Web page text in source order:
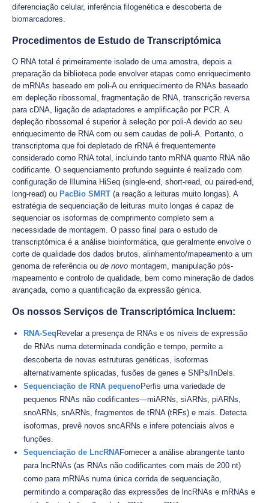
diferenciação celular, inferência filogenética e descoberta de
biomarcadores.
Procedimentos de Estudo de Transcriptómica
O RNA total é primeiramente isolado de uma amostra, depois a
preparação da biblioteca pode envolver etapas como enriquecimento
de mRNAs baseado em poli-A ou enriquecimento de RNAs baseado
em depleção ribossomal, fragmentação de RNA, transcrição reversa
para cDNA, ligação de adaptadores e amplificação por PCR. A
depleção ribossomal é superior à seleção por poli-A devido ao seu
enriquecimento de RNA com ou sem caudas de poli-A. Portanto, o
transcriptoma que foi depletado de rRNA é frequentemente
considerado como RNA total, incluindo tanto mRNA quanto RNA não
codificante. O sequenciamento profundo seguinte é realizado com
configuração de Illumina HiSeq (single-end, short-read, ou paired-end,
long-read) ou PacBio SMRT (a reação a leituras muito longas). A
estratégia de sequenciação de leituras muito longas é capaz de
sequenciar os isoformas de comprimento completo sem a
necessidade de montagem. O passo final para o estudo de
transcriptómica é a análise bioinformática, que geralmente envolve o
corte de qualidade dos dados brutos, alinhamento/mapeamento a um
genoma de referência ou de novo montagem, manipulação pós-
mapeamento e controlo de qualidade, bem como mineração de dados
avançada, como a quantificação da expressão génica.
Os nossos Serviços de Transcriptómica Incluem:
RNA-Seq Revelar a presença de RNAs e os níveis de expressão
de RNAs numa determinada condição e tempo, permite a
descoberta de novas estruturas genéticas, isoformas
alternativamente splicadas, fusões de genes e SNPs/InDels.
Sequenciação de RNA pequenoPerfis uma variedade de
pequenos RNAs não codificantes—miARNs, siARNs, piARNs,
snoARNs, snARNs, fragmentos de tRNA (tRFs) e mais. Detecta
isoformas, prevê novos sncARNs e infere potenciais alvos e
funções.
Sequenciação de LncRNAFornecer a análise abrangente tanto
para lncRNAs (as RNAs não codificantes com mais de 200 nt)
como para mRNAs numa única corrida de sequenciação,
permitindo a comparação das expressões de lncRNAs e mRNAs e